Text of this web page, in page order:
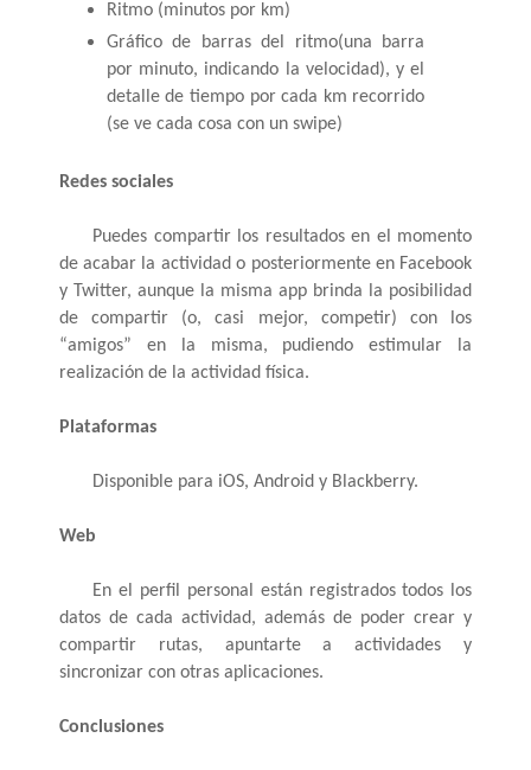
Ritmo (minutos por km)
Gráfico de barras del ritmo(una barra
por minuto, indicando la velocidad), y el
detalle de tiempo por cada km recorrido
(se ve cada cosa con un swipe)
Redes sociales
Puedes compartir los resultados en el momento
de acabar la actividad o posteriormente en Facebook
y Twitter, aunque la misma app brinda la posibilidad
de compartir (o, casi mejor, competir) con los
“amigos” en la misma, pudiendo estimular la
realización de la actividad física.
Plataformas
Disponible para iOS, Android y Blackberry.
Web
En el perfil personal están registrados todos los
datos de cada actividad, además de poder crear y
compartir rutas, apuntarte a actividades y
sincronizar con otras aplicaciones.
Conclusiones